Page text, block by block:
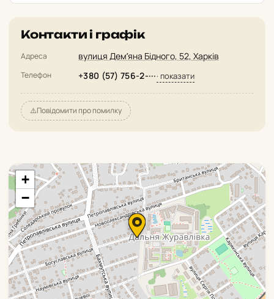
Контакти і графік
Адреса вулиця Демʼяна Бідного, 52, Харків
Телефон +380 (57) 756-2-···· показати
⚠️Повідомити про помилку
+
−